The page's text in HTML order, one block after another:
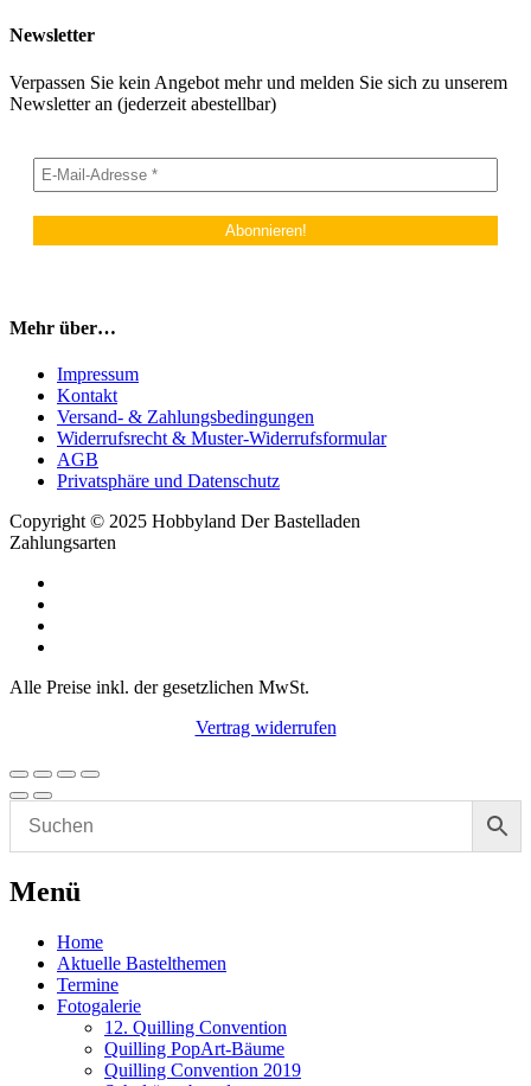
Newsletter
Verpassen Sie kein Angebot mehr und melden Sie sich zu unserem
Newsletter an (jederzeit abestellbar)
Mehr über…
Impressum
Kontakt
Versand- & Zahlungsbedingungen
Widerrufsrecht & Muster-Widerrufsformular
AGB
Privatsphäre und Datenschutz
Copyright © 2025 Hobbyland Der Bastelladen
Zahlungsarten
Alle Preise inkl. der gesetzlichen MwSt.
Vertrag widerrufen
Menü
Home
Aktuelle Bastelthemen
Termine
Fotogalerie
12. Quilling Convention
Quilling PopArt-Bäume
Quilling Convention 2019